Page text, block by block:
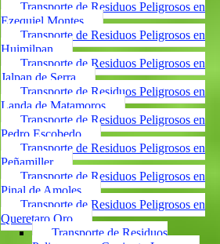
Transporte de Residuos Peligrosos en
Ezequiel Montes
Transporte de Residuos Peligrosos en
Huimilpan
Transporte de Residuos Peligrosos en
Jalpan de Serra
Transporte de Residuos Peligrosos en
Landa de Matamoros
Transporte de Residuos Peligrosos en
Pedro Escobedo
Transporte de Residuos Peligrosos en
Peñamiller
Transporte de Residuos Peligrosos en
Pinal de Amoles
Transporte de Residuos Peligrosos en
Queretaro Qro
Transporte de Residuos